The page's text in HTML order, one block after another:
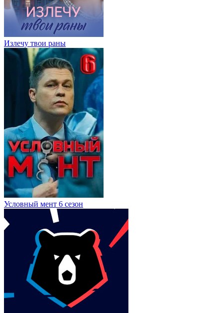
Излечу твои раны
Условный мент 6 сезон